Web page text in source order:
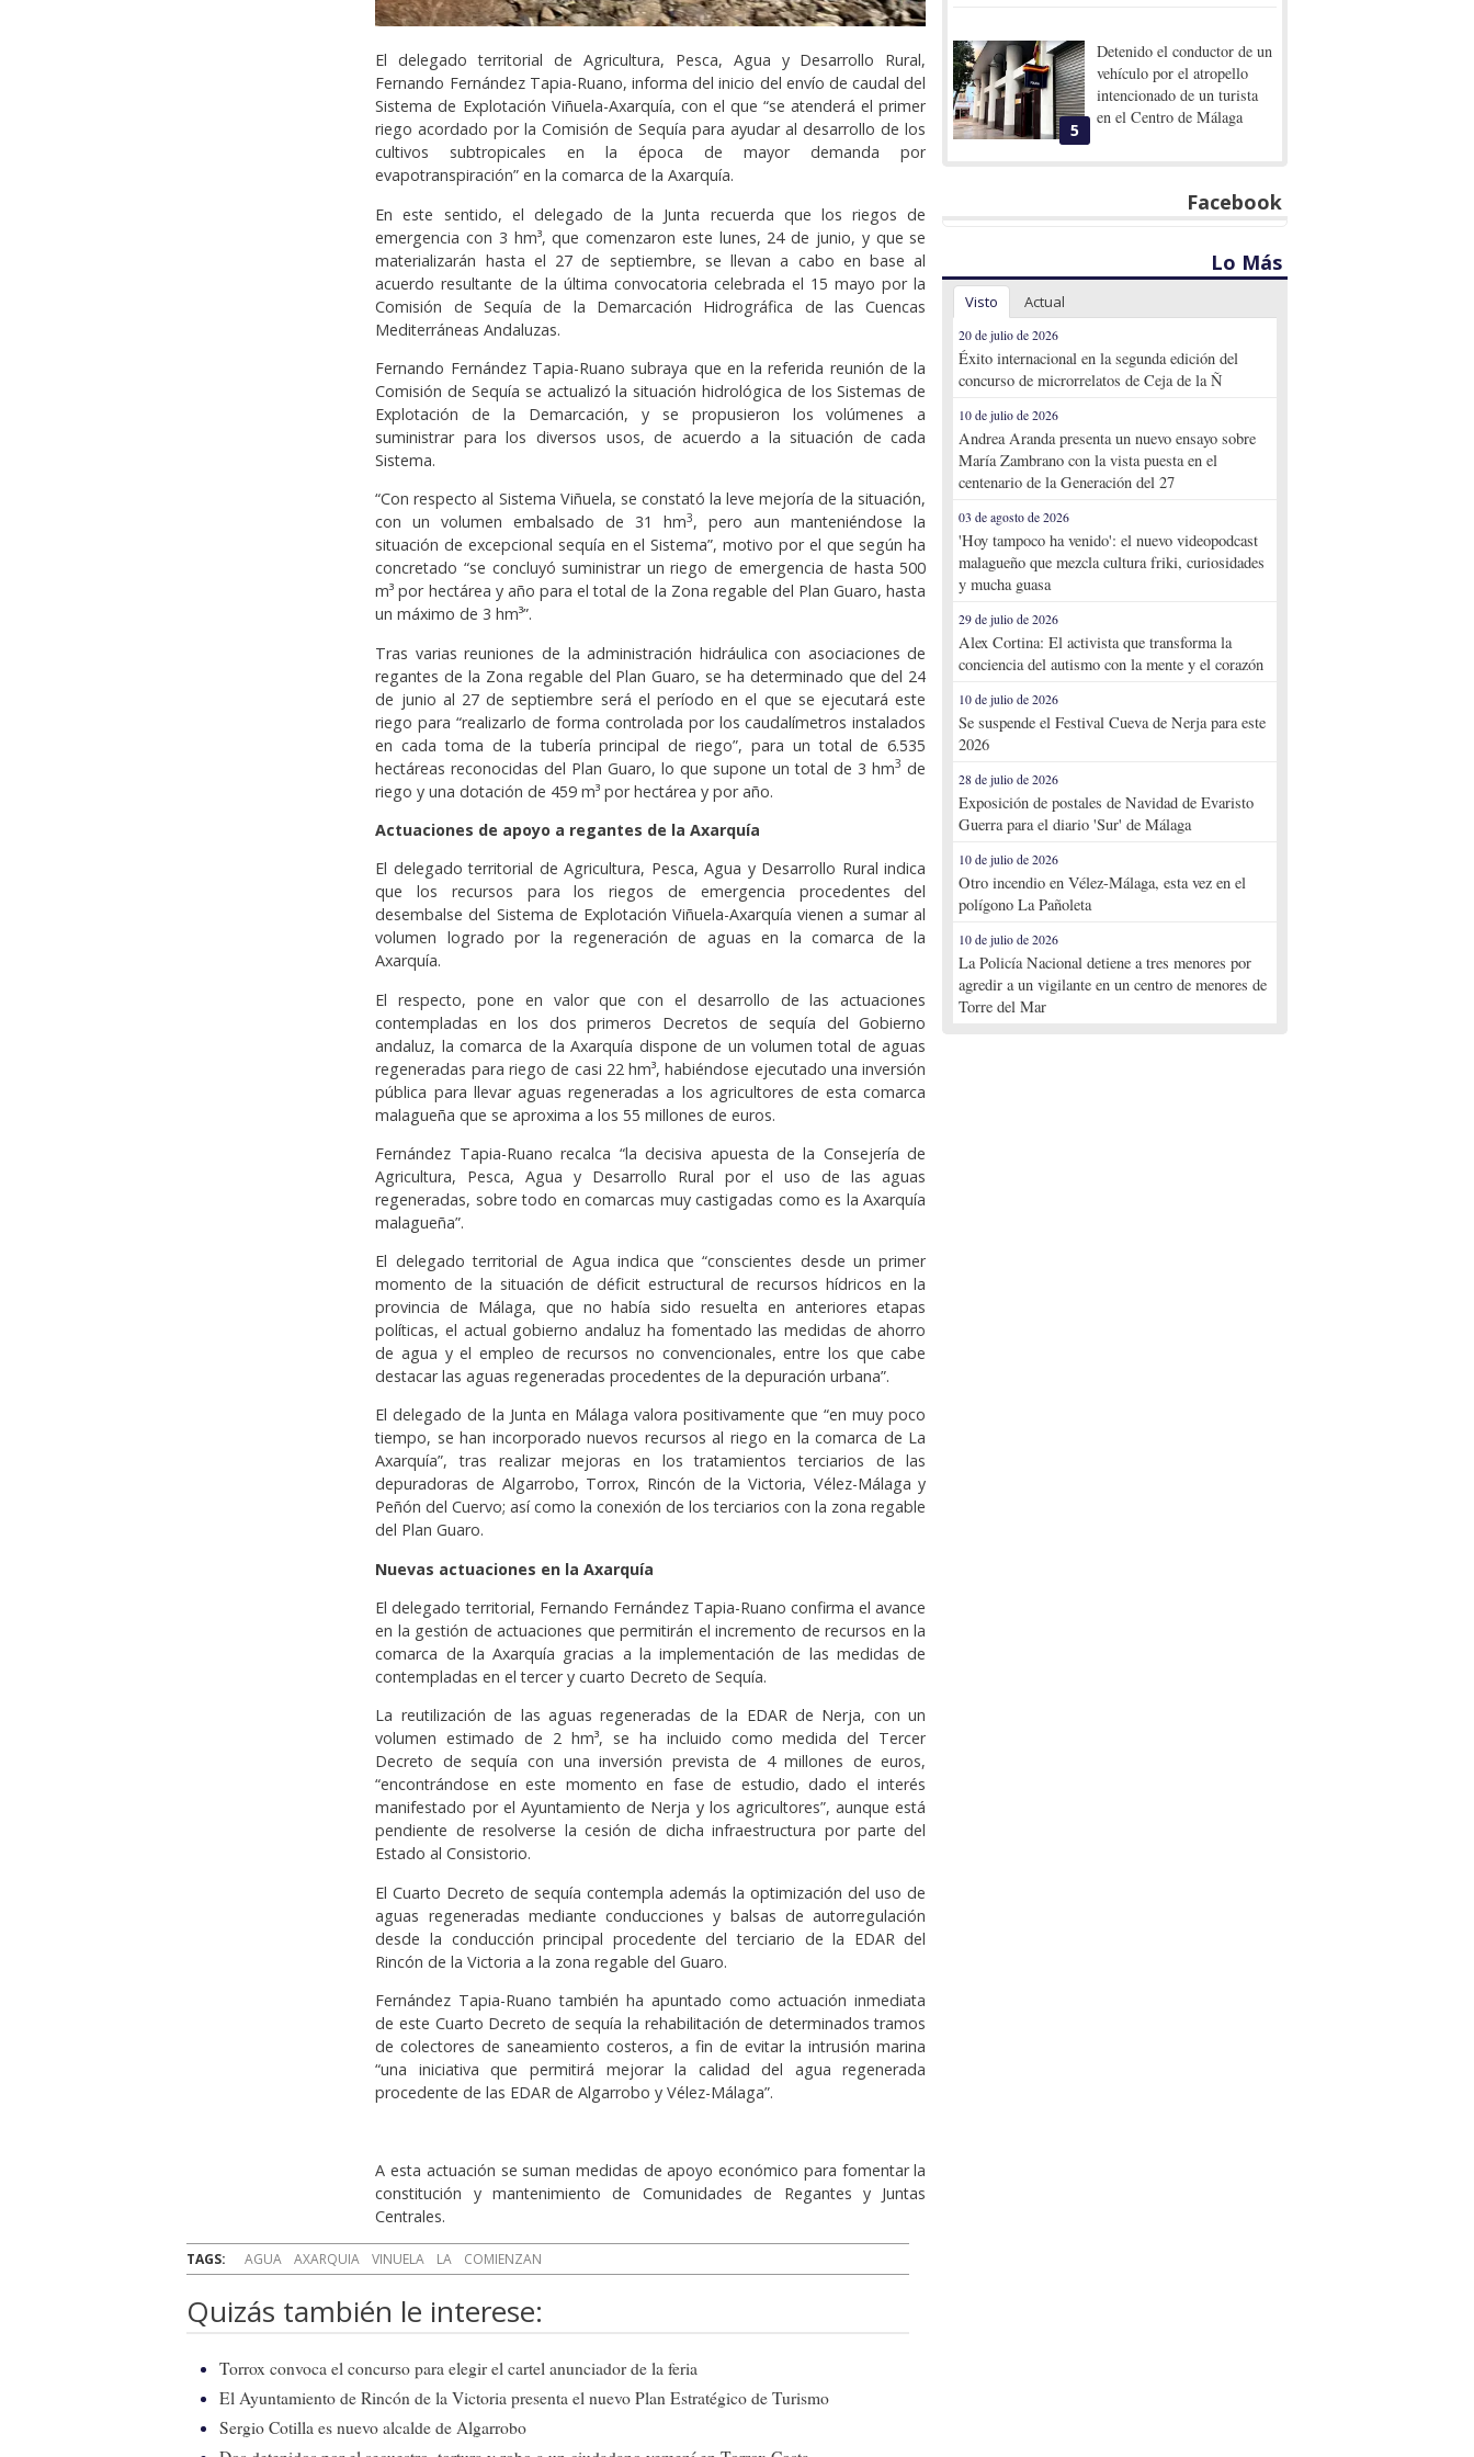
El delegado territorial de Agricultura, Pesca, Agua y Desarrollo Rural,
Fernando Fernández Tapia-Ruano, informa del inicio del envío de caudal del
Sistema de Explotación Viñuela-Axarquía, con el que “se atenderá el primer
riego acordado por la Comisión de Sequía para ayudar al desarrollo de los
cultivos subtropicales en la época de mayor demanda por
evapotranspiración” en la comarca de la Axarquía.
En este sentido, el delegado de la Junta recuerda que los riegos de
emergencia con 3 hm³, que comenzaron este lunes, 24 de junio, y que se
materializarán hasta el 27 de septiembre, se llevan a cabo en base al
acuerdo resultante de la última convocatoria celebrada el 15 mayo por la
Comisión de Sequía de la Demarcación Hidrográfica de las Cuencas
Mediterráneas Andaluzas.
Fernando Fernández Tapia-Ruano subraya que en la referida reunión de la
Comisión de Sequía se actualizó la situación hidrológica de los Sistemas de
Explotación de la Demarcación, y se propusieron los volúmenes a
suministrar para los diversos usos, de acuerdo a la situación de cada
Sistema.
“Con respecto al Sistema Viñuela, se constató la leve mejoría de la situación,
con un volumen embalsado de 31 hm3, pero aun manteniéndose la
situación de excepcional sequía en el Sistema”, motivo por el que según ha
concretado “se concluyó suministrar un riego de emergencia de hasta 500
m³ por hectárea y año para el total de la Zona regable del Plan Guaro, hasta
un máximo de 3 hm³”.
Tras varias reuniones de la administración hidráulica con asociaciones de
regantes de la Zona regable del Plan Guaro, se ha determinado que del 24
de junio al 27 de septiembre será el período en el que se ejecutará este
riego para “realizarlo de forma controlada por los caudalímetros instalados
en cada toma de la tubería principal de riego”, para un total de 6.535
hectáreas reconocidas del Plan Guaro, lo que supone un total de 3 hm3 de
riego y una dotación de 459 m³ por hectárea y por año.
Actuaciones de apoyo a regantes de la Axarquía
El delegado territorial de Agricultura, Pesca, Agua y Desarrollo Rural indica
que los recursos para los riegos de emergencia procedentes del
desembalse del Sistema de Explotación Viñuela-Axarquía vienen a sumar al
volumen logrado por la regeneración de aguas en la comarca de la
Axarquía.
El respecto, pone en valor que con el desarrollo de las actuaciones
contempladas en los dos primeros Decretos de sequía del Gobierno
andaluz, la comarca de la Axarquía dispone de un volumen total de aguas
regeneradas para riego de casi 22 hm³, habiéndose ejecutado una inversión
pública para llevar aguas regeneradas a los agricultores de esta comarca
malagueña que se aproxima a los 55 millones de euros.
Fernández Tapia-Ruano recalca “la decisiva apuesta de la Consejería de
Agricultura, Pesca, Agua y Desarrollo Rural por el uso de las aguas
regeneradas, sobre todo en comarcas muy castigadas como es la Axarquía
malagueña”.
El delegado territorial de Agua indica que “conscientes desde un primer
momento de la situación de déficit estructural de recursos hídricos en la
provincia de Málaga, que no había sido resuelta en anteriores etapas
políticas, el actual gobierno andaluz ha fomentado las medidas de ahorro
de agua y el empleo de recursos no convencionales, entre los que cabe
destacar las aguas regeneradas procedentes de la depuración urbana”.
El delegado de la Junta en Málaga valora positivamente que “en muy poco
tiempo, se han incorporado nuevos recursos al riego en la comarca de La
Axarquía”, tras realizar mejoras en los tratamientos terciarios de las
depuradoras de Algarrobo, Torrox, Rincón de la Victoria, Vélez-Málaga y
Peñón del Cuervo; así como la conexión de los terciarios con la zona regable
del Plan Guaro.
Nuevas actuaciones en la Axarquía
El delegado territorial, Fernando Fernández Tapia-Ruano confirma el avance
en la gestión de actuaciones que permitirán el incremento de recursos en la
comarca de la Axarquía gracias a la implementación de las medidas de
contempladas en el tercer y cuarto Decreto de Sequía.
La reutilización de las aguas regeneradas de la EDAR de Nerja, con un
volumen estimado de 2 hm³, se ha incluido como medida del Tercer
Decreto de sequía con una inversión prevista de 4 millones de euros,
“encontrándose en este momento en fase de estudio, dado el interés
manifestado por el Ayuntamiento de Nerja y los agricultores”, aunque está
pendiente de resolverse la cesión de dicha infraestructura por parte del
Estado al Consistorio.
El Cuarto Decreto de sequía contempla además la optimización del uso de
aguas regeneradas mediante conducciones y balsas de autorregulación
desde la conducción principal procedente del terciario de la EDAR del
Rincón de la Victoria a la zona regable del Guaro.
Fernández Tapia-Ruano también ha apuntado como actuación inmediata
de este Cuarto Decreto de sequía la rehabilitación de determinados tramos
de colectores de saneamiento costeros, a fin de evitar la intrusión marina
“una iniciativa que permitirá mejorar la calidad del agua regenerada
procedente de las EDAR de Algarrobo y Vélez-Málaga”.
A esta actuación se suman medidas de apoyo económico para fomentar la
constitución y mantenimiento de Comunidades de Regantes y Juntas
Centrales.
TAGS: AGUA AXARQUIA VINUELA LA COMIENZAN
Quizás también le interese:
Torrox convoca el concurso para elegir el cartel anunciador de la feria
El Ayuntamiento de Rincón de la Victoria presenta el nuevo Plan Estratégico de Turismo
Sergio Cotilla es nuevo alcalde de Algarrobo
5
Detenido el conductor de un
vehículo por el atropello
intencionado de un turista
en el Centro de Málaga
Facebook
Lo Más
Visto Actual
20 de julio de 2026
Éxito internacional en la segunda edición del
concurso de microrrelatos de Ceja de la Ñ
10 de julio de 2026
Andrea Aranda presenta un nuevo ensayo sobre
María Zambrano con la vista puesta en el
centenario de la Generación del 27
03 de agosto de 2026
'Hoy tampoco ha venido': el nuevo videopodcast
malagueño que mezcla cultura friki, curiosidades
y mucha guasa
29 de julio de 2026
Alex Cortina: El activista que transforma la
conciencia del autismo con la mente y el corazón
10 de julio de 2026
Se suspende el Festival Cueva de Nerja para este
2026
28 de julio de 2026
Exposición de postales de Navidad de Evaristo
Guerra para el diario 'Sur' de Málaga
10 de julio de 2026
Otro incendio en Vélez-Málaga, esta vez en el
polígono La Pañoleta
10 de julio de 2026
La Policía Nacional detiene a tres menores por
agredir a un vigilante en un centro de menores de
Torre del Mar